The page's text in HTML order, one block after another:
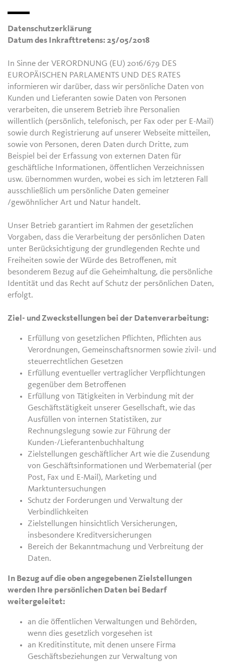
Datenschutzerklärung
Datum des Inkrafttretens: 25/05/2018
In Sinne der VERORDNUNG (EU) 2016/679 DES
EUROPÄISCHEN PARLAMENTS UND DES RATES
informieren wir darüber, dass wir persönliche Daten von
Kunden und Lieferanten sowie Daten von Personen
verarbeiten, die unserem Betrieb ihre Personalien
willentlich (persönlich, telefonisch, per Fax oder per E-Mail)
sowie durch Registrierung auf unserer Webseite mitteilen,
sowie von Personen, deren Daten durch Dritte, zum
Beispiel bei der Erfassung von externen Daten für
geschäftliche Informationen, öffentlichen Verzeichnissen
usw. übernommen wurden, wobei es sich im letzteren Fall
ausschließlich um persönliche Daten gemeiner
/gewöhnlicher Art und Natur handelt.
Unser Betrieb garantiert im Rahmen der gesetzlichen
Vorgaben, dass die Verarbeitung der persönlichen Daten
unter Berücksichtigung der grundlegenden Rechte und
Freiheiten sowie der Würde des Betroffenen, mit
besonderem Bezug auf die Geheimhaltung, die persönliche
Identität und das Recht auf Schutz der persönlichen Daten,
erfolgt.
Ziel- und Zweckstellungen bei der Datenverarbeitung:
Erfüllung von gesetzlichen Pflichten, Pflichten aus
Verordnungen, Gemeinschaftsnormen sowie zivil- und
steuerrechtlichen Gesetzen
Erfüllung eventueller vertraglicher Verpflichtungen
gegenüber dem Betroffenen
Erfüllung von Tätigkeiten in Verbindung mit der
Geschäftstätigkeit unserer Gesellschaft, wie das
Ausfüllen von internen Statistiken, zur
Rechnungslegung sowie zur Führung der
Kunden-/Lieferantenbuchhaltung
Zielstellungen geschäftlicher Art wie die Zusendung
von Geschäftsinformationen und Werbematerial (per
Post, Fax und E-Mail), Marketing und
Marktuntersuchungen
Schutz der Forderungen und Verwaltung der
Verbindlichkeiten
Zielstellungen hinsichtlich Versicherungen,
insbesondere Kreditversicherungen
Bereich der Bekanntmachung und Verbreitung der
Daten.
In Bezug auf die oben angegebenen Zielstellungen
werden Ihre persönlichen Daten bei Bedarf
weitergeleitet:
an die öffentlichen Verwaltungen und Behörden,
wenn dies gesetzlich vorgesehen ist
an Kreditinstitute, mit denen unsere Firma
Geschäftsbeziehungen zur Verwaltung von